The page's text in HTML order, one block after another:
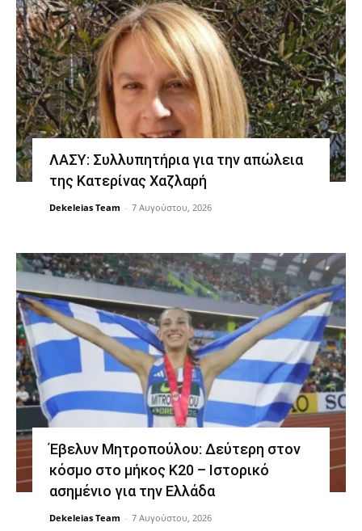
ΛΑΣΥ: Συλλυπητήρια για την απώλεια
της Κατερίνας Χαζλαρή
Dekeleias Team - 7 Αυγούστου, 2026
Έβελυν Μητροπούλου: Δεύτερη στον
κόσμο στο μήκος Κ20 – Ιστορικό
ασημένιο για την Ελλάδα
Dekeleias Team - 7 Αυγούστου, 2026